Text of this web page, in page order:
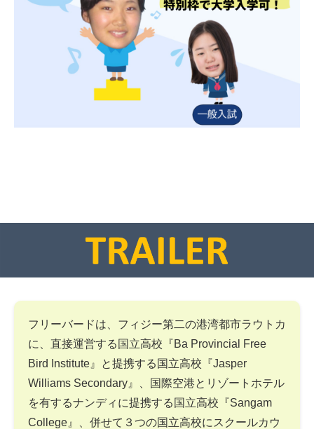
フリーバードは、フィジー第二の港湾都市ラウトカ
に、直接運営する国立高校『Ba Provincial Free
Bird Institute』と提携する国立高校『Jasper
Williams Secondary』、国際空港とリゾートホテル
を有するナンディに提携する国立高校『Sangam
College』、併せて３つの国立高校にスクールカウ